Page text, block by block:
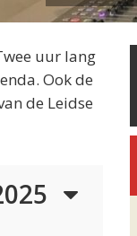
uur lang
Ook de
de Leidse